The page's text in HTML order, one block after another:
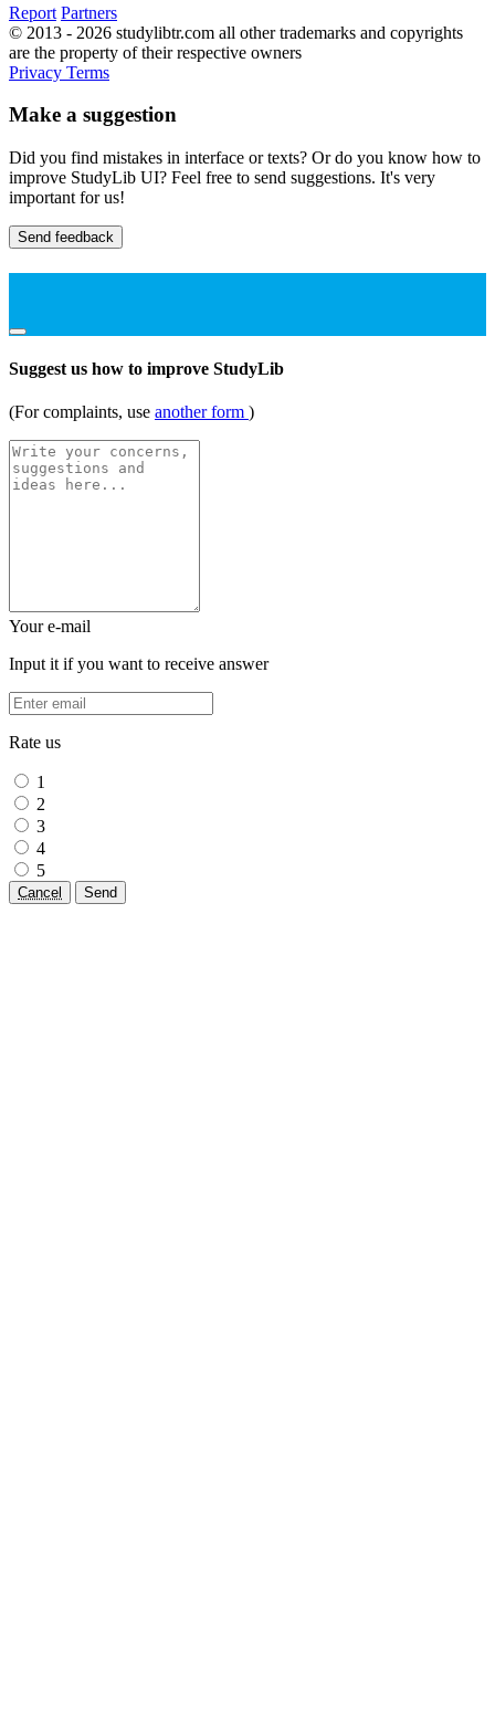
Report Partners
© 2013 - 2026 studylibtr.com all other trademarks and copyrights
are the property of their respective owners
Privacy Terms
Make a suggestion
Did you find mistakes in interface or texts? Or do you know how to
improve StudyLib UI? Feel free to send suggestions. It's very
important for us!
Send feedback
Suggest us how to improve StudyLib
(For complaints, use another form )
Your e-mail
Input it if you want to receive answer
Rate us
1
2
3
4
5
Cancel Send